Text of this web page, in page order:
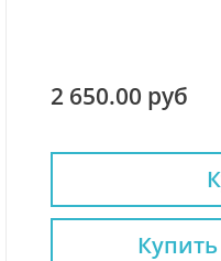
2 650.00 руб